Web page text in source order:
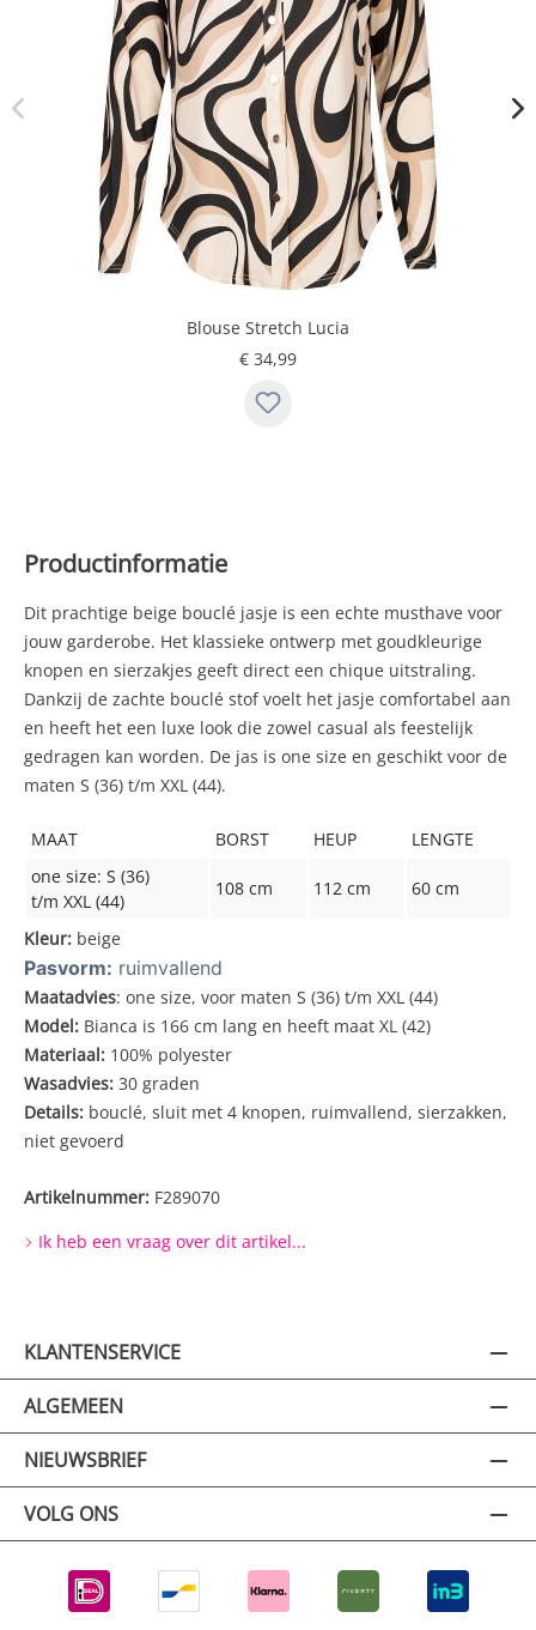
Blouse Stretch Lucia
€ 34,99
Productinformatie
Dit prachtige beige bouclé jasje is een echte musthave voor
jouw garderobe. Het klassieke ontwerp met goudkleurige
knopen en sierzakjes geeft direct een chique uitstraling.
Dankzij de zachte bouclé stof voelt het jasje comfortabel aan
en heeft het een luxe look die zowel casual als feestelijk
gedragen kan worden. De jas is one size en geschikt voor de
maten S (36) t/m XXL (44).
MAAT BORST HEUP
LENGTE
one size: S (36)
t/m XXL (44)
108 cm 112 cm 60 cm
Kleur: beige
Pasvorm: ruimvallend
Maatadvies: one size, voor maten S (36) t/m XXL (44)
Model: Bianca is 166 cm lang en heeft maat XL (42)
Materiaal: 100% polyester
Wasadvies: 30 graden
Details: bouclé, sluit met 4 knopen, ruimvallend, sierzakken,
niet gevoerd
Artikelnummer: F289070
Ik heb een vraag over dit artikel...
KLANTENSERVICE
ALGEMEEN
NIEUWSBRIEF
VOLG ONS